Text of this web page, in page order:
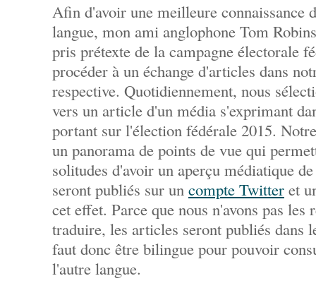
Afin d'avoir une meilleure connaissance
langue, mon ami anglophone Tom
pris prétexte de la campagne électorale
procéder à un échange d'articles dans
respective. Quotidiennement, nous
vers un article d'un média s'exprimant
portant sur l'élection fédérale 2015.
un panorama de points de vue qui
solitudes d'avoir un aperçu médiatique
seront publiés sur un compte Twitter et
cet effet. Parce que nous n'avons pas les
traduire, les articles seront publiés dans
faut donc être bilingue pour pouvoir
l'autre langue.